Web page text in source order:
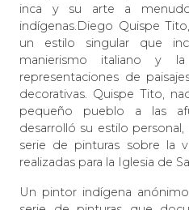
inca y su arte a
indígenas.Diego Quispe
un estilo singular que
manierismo italiano y
representaciones de
decorativas. Quispe Tito,
pequeño pueblo a las
desarrolló su estilo
serie de pinturas sobre la
realizadas para la Iglesia de
Un pintor indígena